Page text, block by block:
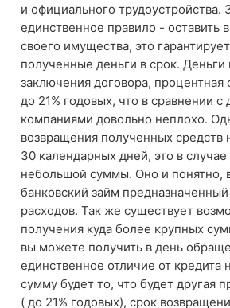
и официального трудоустройства.
единственное правило - оставить
своего имущества, это
полученные деньги в срок.
заключения договора, процентная
до 21% годовых, что в сравнении с
компаниями довольно неплохо.
возвращения полученных средств
30 календарных дней, это в
небольшой суммы. Оно и понятно,
банковский займ
расходов. Так же существует
получения куда более крупных
вы можете получить в день
единственное отличие от кредита
сумму будет то, что будет другая
( до 21% годовых), срок